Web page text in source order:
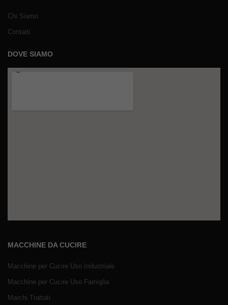
Chi Siamo
Contatti
DOVE SIAMO
MACCHINE DA CUCIRE
Macchine per Cucire Uso Industriale
Macchine per Cucire Uso Famiglia
Marchi Trattati